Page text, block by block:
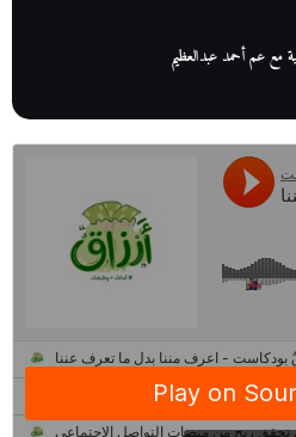
مع عم أحمد عبدالعظيم
كتب تبدأ بالأُمية
مصر| يكشف لنا أسرار صناعة البن